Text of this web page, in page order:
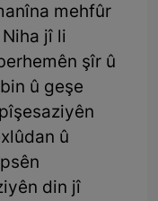
mehfûr
jî li
şîr û
û geşe
û
din jî